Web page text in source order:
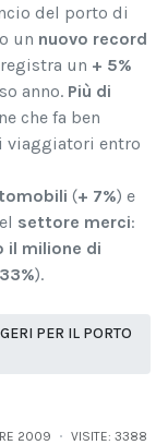
del porto di
un nuovo record
un + 5%
anno. Più di
che fa ben
viaggiatori entro
(+ 7%) e
settore merci:
il milione di
).
PER IL PORTO
2009 VISITE: 3388